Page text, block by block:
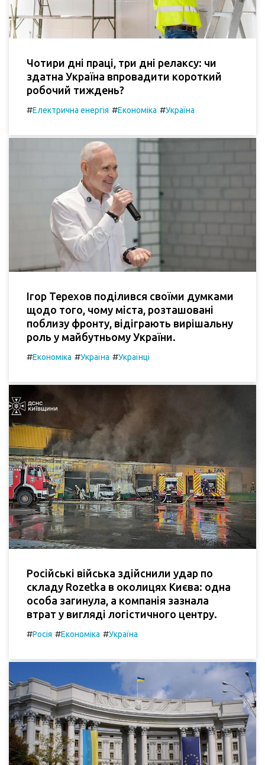
Чотири дні праці, три дні релаксу: чи
здатна Україна впровадити короткий
робочий тиждень?
#Електрична енергія #Економіка #Україна
Ігор Терехов поділився своїми думками
щодо того, чому міста, розташовані
поблизу фронту, відіграють вирішальну
роль у майбутньому України.
#Економіка #Україна #Українці
Російські війська здійснили удар по
складу Rozetka в околицях Києва: одна
особа загинула, а компанія зазнала
втрат у вигляді логістичного центру.
#Росія #Економіка #Україна